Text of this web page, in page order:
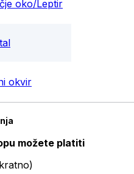
oko/Leptir
okvir
možete platiti